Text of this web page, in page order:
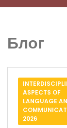
Блог
ASPECTS OF
LANGUAGE
2026